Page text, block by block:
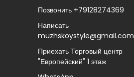
Позвонить +79128274369
Написать
muzhskoystyle@gmail.com
Приехать Торговый центр
"Европейский" 1 этаж